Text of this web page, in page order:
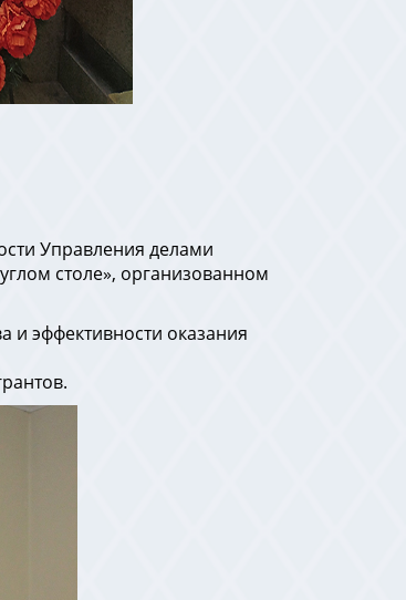
Управления делами
столе», организованном
эффективности оказания